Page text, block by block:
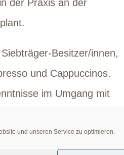
und unseren Service zu optimieren.
der Praxis an der
Besitzer/innen,
und Cappuccinos.
im Umgang mit